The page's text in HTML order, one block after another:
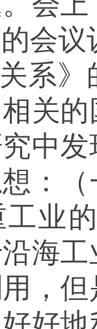
会议
关系
关
中
：
业
沿海
，